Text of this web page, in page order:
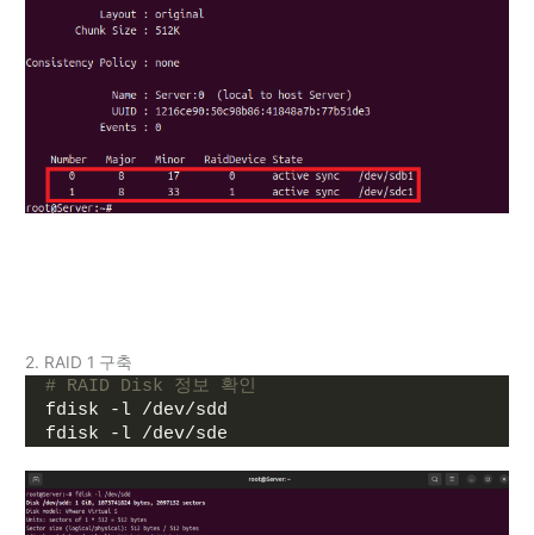
2. RAID 1 구축
# RAID Disk 정보 확인
fdisk -l /dev/sdd
fdisk -l /dev/sde